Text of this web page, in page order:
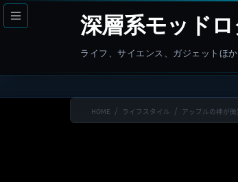
コ
ン
へ
ナ
ビ
ョ
深層系モッド
ライフ、サイエンス、ガジェットほ
HOME ライフスタイル アップルの神が